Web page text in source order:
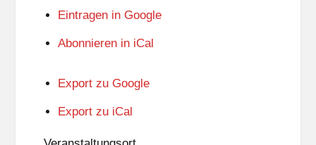
Eintragen in Google
Abonnieren in iCal
Export zu Google
Export zu iCal